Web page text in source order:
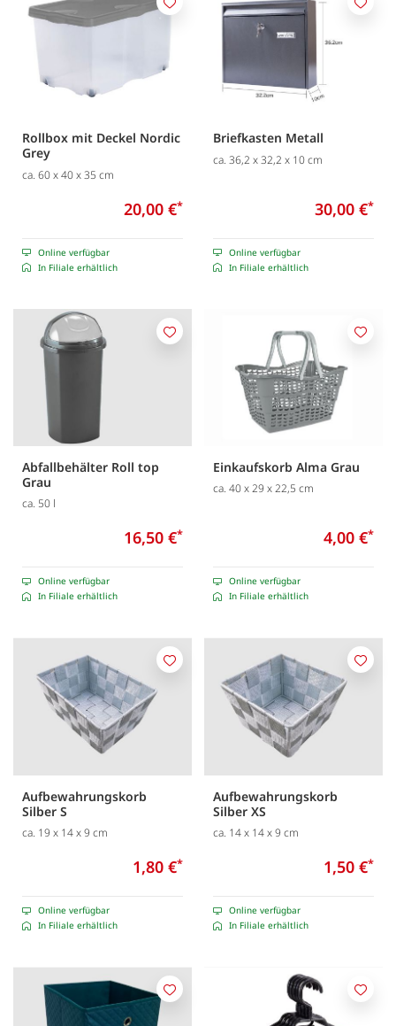
Rollbox mit Deckel Nordic
Grey
ca. 60 x 40 x 35 cm
20,00 €*
Online verfügbar
In Filiale erhältlich
Merken
Briefkasten Metall
ca. 36,2 x 32,2 x 10 cm
30,00 €*
Online verfügbar
In Filiale erhältlich
Abfallbehälter Roll top
Grau
ca. 50 l
16,50 €*
Online verfügbar
In Filiale erhältlich
Merken
Einkaufskorb Alma Grau
ca. 40 x 29 x 22,5 cm
4,00 €*
Online verfügbar
In Filiale erhältlich
Aufbewahrungskorb
Silber S
ca. 19 x 14 x 9 cm
1,80 €*
Online verfügbar
In Filiale erhältlich
Merken
Aufbewahrungskorb
Silber XS
ca. 14 x 14 x 9 cm
1,50 €*
Online verfügbar
In Filiale erhältlich
Merken